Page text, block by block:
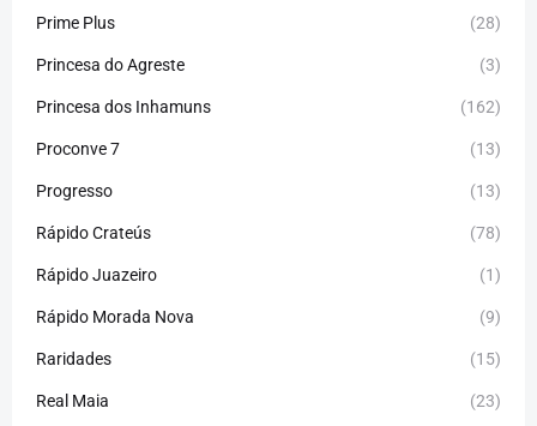
Prime Plus (28)
Princesa do Agreste (3)
Princesa dos Inhamuns (162)
Proconve 7 (13)
Progresso (13)
Rápido Crateús (78)
Rápido Juazeiro (1)
Rápido Morada Nova (9)
Raridades (15)
Real Maia (23)